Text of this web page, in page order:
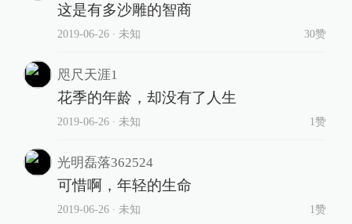
这是有多沙雕的智商
2019-06-26∙ 未知 30赞
咫尺天涯1
花季的年龄，却没有了人生
2019-06-26∙ 未知 1赞
光明磊落362524
可惜啊，年轻的生命
2019-06-26∙ 未知 1赞